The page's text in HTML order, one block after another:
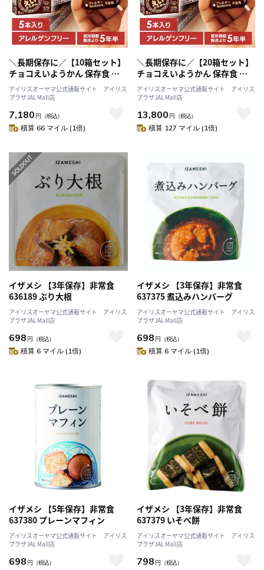
＼長期保存に／【10箱セット】
チョコえいようかん 保存食 防
災食 井村屋株式会社
アイリスオーヤマ公式通販サイト アイリス
プラザJAL Mall店
7,180 円 （税込）
積算 66 マイル (1倍)
＼長期保存に／【20箱セット】
チョコえいようかん 保存食 防
災食 井村屋株式会社
アイリスオーヤマ公式通販サイト アイリス
プラザJAL Mall店
13,800 円 （税込）
積算 127 マイル (1倍)
イザメシ 【3年保存】非常食
636189 ぶり大根
アイリスオーヤマ公式通販サイト アイリス
プラザJAL Mall店
698 円 （税込）
積算 6 マイル (1倍)
イザメシ 【3年保存】非常食
637375 煮込みハンバーグ
アイリスオーヤマ公式通販サイト アイリス
プラザJAL Mall店
698 円 （税込）
積算 6 マイル (1倍)
イザメシ 【5年保存】非常食
637380 プレーンマフィン
アイリスオーヤマ公式通販サイト アイリス
プラザJAL Mall店
698 円 （税込）
イザメシ 【3年保存】非常食
637379 いそべ餅
アイリスオーヤマ公式通販サイト アイリス
プラザJAL Mall店
798 円 （税込）